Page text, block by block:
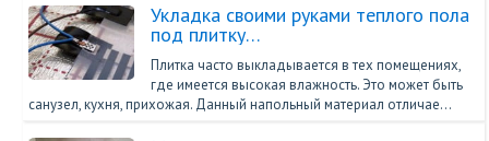
Укладка своими руками теплого пола
под плитку…
Плитка часто выкладывается в тех помещениях,
где имеется высокая влажность. Это может быть
санузел, кухня, прихожая. Данный напольный материал отличае…